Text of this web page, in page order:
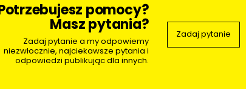
pomocy?
Masz pytania?
Zadaj pytanie a my odpowiemy
niezwłocznie, najciekawsze pytania i
odpowiedzi publikując dla innych.
Zadaj pytanie